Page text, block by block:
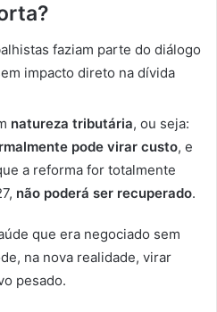
faziam parte do diálogo
impacto direto na dívida
natureza tributária, ou seja:
pode virar custo, e
a reforma for totalmente
não poderá ser recuperado.
que era negociado sem
na nova realidade, virar
pesado.